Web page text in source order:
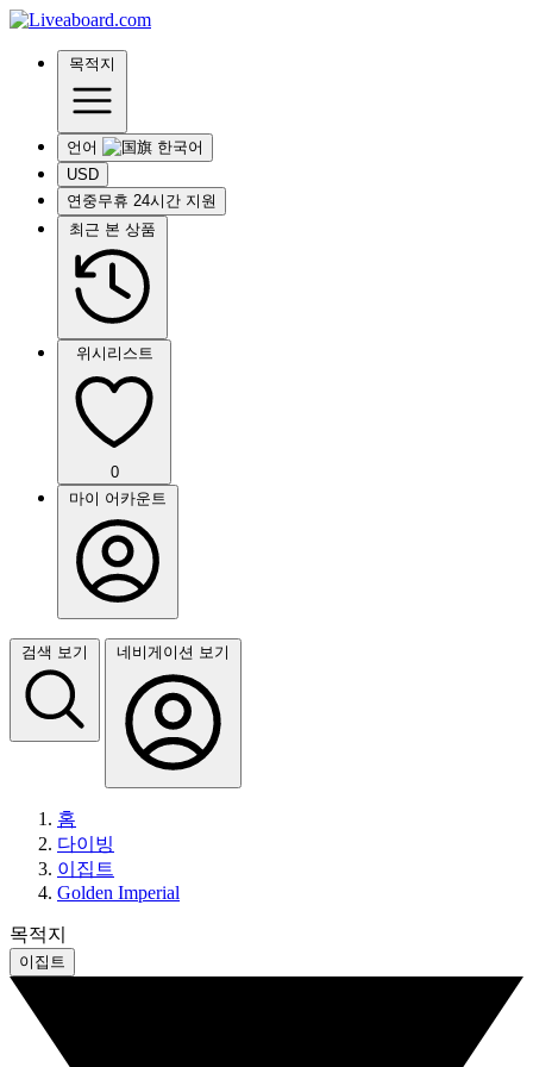
목적지
언어
USD
연중무휴 24시간 지원
최근 본 상품
위시리스트
0
마이 어카운트
검색 보기 네비게이션 보기
홈
다이빙
이집트
Golden Imperial
목적지
이집트